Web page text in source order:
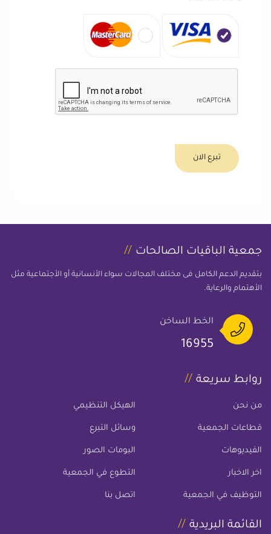
تبرع الان
جمعية الباقيات الصالحات
بتقديم الدعم الكامل فى مختلف المجالات سواء الأنسانية أو الأجتماعية مثل
الأهتمام والرعاية.
الخط الساخن
16955
روابط سريعة
من نحن الهيكل التنظيمي
قطاعات الجمعية وسائل التبرع
الفيديوهات البومات الصور
اخر الاخبار التطوع في الجمعية
التوظيف في الجمعية اتصل بنا
القائمة البريدية